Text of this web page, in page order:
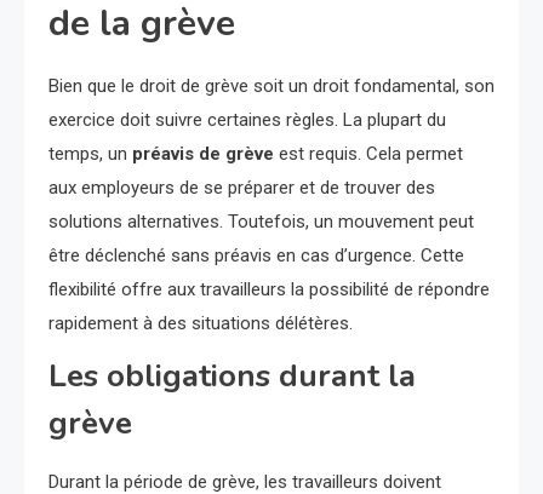
de la grève
Bien que le droit de grève soit un droit fondamental, son
exercice doit suivre certaines règles. La plupart du
temps, un préavis de grève est requis. Cela permet
aux employeurs de se préparer et de trouver des
solutions alternatives. Toutefois, un mouvement peut
être déclenché sans préavis en cas d’urgence. Cette
flexibilité offre aux travailleurs la possibilité de répondre
rapidement à des situations délétères.
Les obligations durant la
grève
Durant la période de grève, les travailleurs doivent